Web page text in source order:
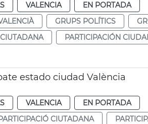
VALENCIA
EN PORTADA
GRUPS POLÍTICS
PARTICIPACIÓN
estado ciudad València
VALENCIA
EN PORTADA
CIUTADANA